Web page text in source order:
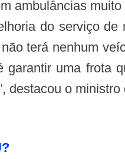
do serviço
terá nenhum
garantir uma frota
destacou o